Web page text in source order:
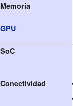
Memoria
GPU
SoC
Conectividad